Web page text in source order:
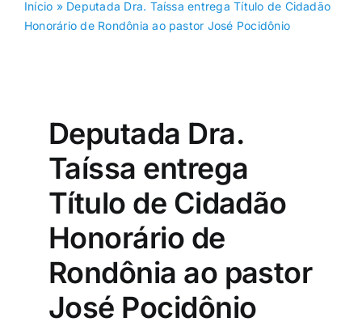
Início » Deputada Dra. Taíssa entrega Título de Cidadão
Honorário de Rondônia ao pastor José Pocidônio
Deputada Dra.
Taíssa entrega
Título de Cidadão
Honorário de
Rondônia ao pastor
José Pocidônio